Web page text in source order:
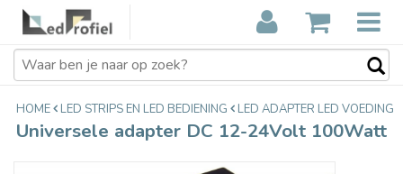
Universele adapter DC 12-24Volt
100Watt
€34,95
HOME LED STRIPS EN LED BEDIENING LED ADAPTER LED VOEDING
Universele adapter DC 12-24Volt 100Watt